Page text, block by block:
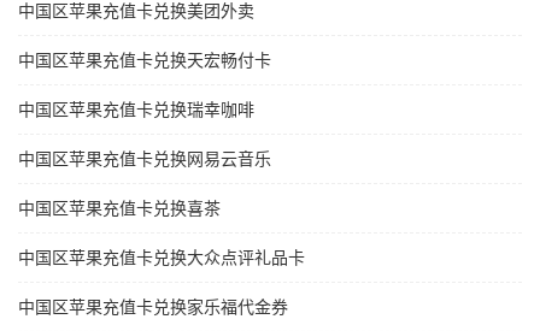
中国区苹果充值卡兑换美团外卖
中国区苹果充值卡兑换天宏畅付卡
中国区苹果充值卡兑换瑞幸咖啡
中国区苹果充值卡兑换网易云音乐
中国区苹果充值卡兑换喜茶
中国区苹果充值卡兑换大众点评礼品卡
中国区苹果充值卡兑换家乐福代金券